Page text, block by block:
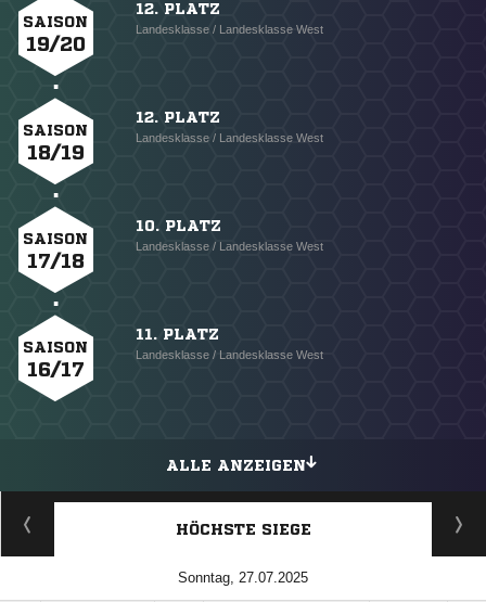
SAISON
19/20
12. PLATZ
Landesklasse / Landesklasse West
SAISON
18/19
12. PLATZ
Landesklasse / Landesklasse West
SAISON
17/18
10. PLATZ
Landesklasse / Landesklasse West
SAISON
16/17
11. PLATZ
Landesklasse / Landesklasse West
ALLE ANZEIGEN
HÖCHSTE SIEGE
Sonntag, 27.07.2025